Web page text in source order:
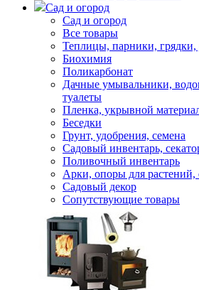
Сад и огород
Сад и огород
Все товары
Теплицы, парники, грядки,
Биохимия
Поликарбонат
Дачные умывальники,
туалеты
Пленка, укрывной
Беседки
Грунт, удобрения, семена
Садовый инвентарь,
Поливочный инвентарь
Арки, опоры для растений,
Садовый декор
Сопутствующие товары